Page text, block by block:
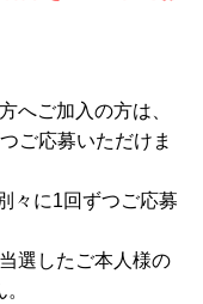
へご加入の方は、
ご応募いただけま
々に1回ずつご応募
選したご本人様の